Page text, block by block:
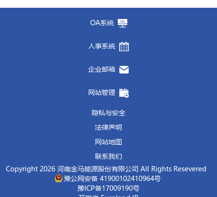
全环保管控全覆盖，坚决守住企业生存生命
线，防范各类安全环保事故发生。
避、不退缩，主动想办法、出实招，牢牢守住
企业经营发展基本盘。要
安全稳定发展防线，凝聚全体职工的向心力、
凝聚力，营造团结和谐、安定有序的内部环
境，为企业发展筑牢坚实保障。要
当，凝聚干事创业强大合力，
下”的责任感，抓实抓细抓好各项工作，确保
年度目标任务圆满完成，推动集团发展不断迈
会后，公司组织部分党员代表通过视频直播共
庆祝中国共产党成立105周年大会。
书记、工会主席王德川
经理杜轶峰共同签署《党建共建协议书》
国红到会指导并致辞表示欢迎。
为重要战略合作伙伴，此次四方党委开展党建
局，将党的政治优势、组织优势转化为发展优
势、合作优势的一次有益探索和务实举措。未
将围绕“资源共享、优势互补、互
相促进、共同提高”的工作思路，着力构建常
态化、制度化的党建合作新格局。
此次活动是公司党委深化党建引领、推进跨界
协同的重要实践。下一步，公司党委将以此次
面，切实以对党忠诚、为民服务的实际行动践
行初心使命。
培训班结束后，公司于
干部赴洛阳开展红色教育活动。在东方红农耕
博物馆和东方红大功率轮式拖拉机总装线，大
家学习我国农机工业发展历程，切身感受到新
时代“大国重器”的硬核实力，深刻感悟“东
方红”品牌背后蕴含的家国情怀与使命担当。
在洛八办红色旧址，大家循着革命先辈的奋斗
足迹，逐一参观馆内历史文物、珍贵影像照片
与文献史料，切身感受革命先辈不畏艰险、浴
神洗礼与思想淬炼。
此次培训形式多样、内容丰富、衔接紧密，集
中授课夯实了理论基础，现场教学拓展了实践
视野，实现了思想淬炼与能力提升的双重目
标。参训学员一致表示，将以此次培训为新起
要求，严格对标焦化行业超低排放改造标准，
绿色生产，确保各类污染物稳定达标排放，努
益、社会效益与生态效益的有机统一。
表示感谢，并表示企业
流程管控，持续优化环保治理工艺，严守安
全、环保双重底线，合规稳健经营、绿色创新
发展，持续做大做强主业，主动扛起企业社会
示范区经济社会高质量发展贡献更大
张良城对下一步制度建设工作提出了明确要
制度平台的上线运行，为公司制度的“立项、
起草、审核、批准、发布、修订、废止”以及
查询和应用，打造了一个现代化的“操作系
统”。这不仅是简单的技术工具上线，更是一
次深刻的管理理念更新和管理模式重塑，将有
助于建设更加智慧、更加高效的金马。
级、实现绿色高质量发展的重要举措，也是争
创环境绩效A级企业的关键前提。企业在改造
省、示范区相关标准，确保各项排放指标稳定
内部管理，科学统筹环保投入与生产经营，努
同时，要建立健全常态化环保管控机制，把当
前好的形势巩固下去，确保超低排放成果经得
起检验，为全市环境空气质量持续改善作出积
杜轶峰汇报了公司相关情况，并对示范区管委
会以及各级领导对企业的大力支持和关怀表示
感谢。他表示，企业将保持定力、迎难而上，
共融、发展共赢的全新合作格局。
济兴农发集团董事长苗春生、总经理王涛一
行，金马能源党委书记、总经理杜轶峰、在济
党委班子成员，党建专员刘年委等参加活动。
活动伊始，双方隆重举行党建共建签约暨揭牌
仪式。济兴农发集团董事长苗春生，金马能源
共建协议书》，并共同为“党建共建单位”揭
牌。双方一致表示，将以此次共建为契机，建
立常态化交流机制，围绕组织建设互促、党员
干部互动、业务发展互助等方面深化合作，切
势，以高质量党建引领双方高质量发展。
签约揭牌仪式结束后，为直观学习借鉴优秀基
层党建工作经验和产业发展模式，公司组织30
余名党员干部代表在济兴农发集团班子成员的
陪同下，先后走进国家粮食储备库有限公司、
OA系统
人事系统
企业邮箱
网站管理
隐私与安全
法律声明
网站地图
联系我们
Copyright 2026 河南金马能源股份有限公司 All Rights Resevered
豫公网安备 41900102410964号
豫ICP备17009190号